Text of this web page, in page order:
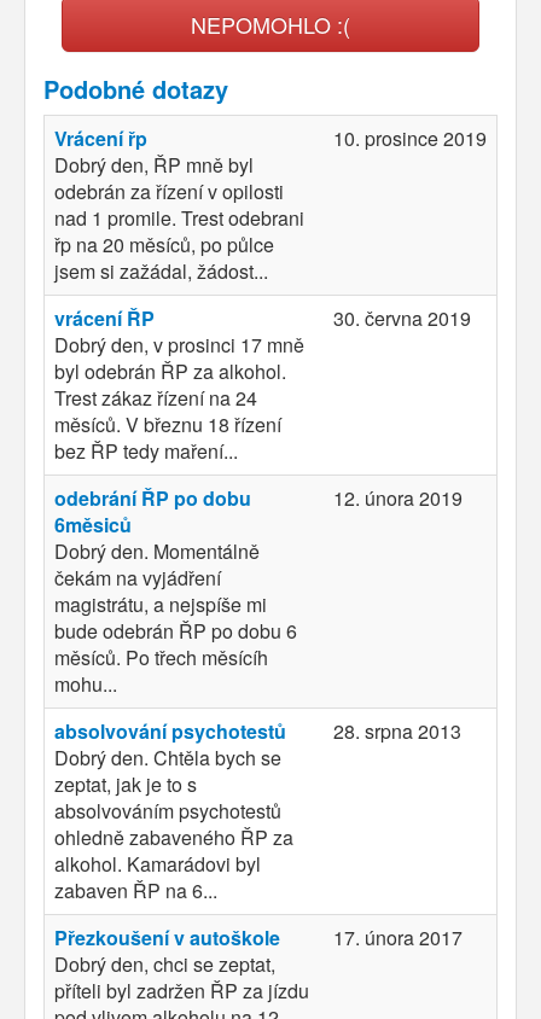
NEPOMOHLO :(
Podobné dotazy
Vrácení řp
Dobrý den, ŘP mně byl
odebrán za řízení v opilosti
nad 1 promile. Trest odebrani
řp na 20 měsíců, po půlce
jsem si zažádal, žádost...
10. prosince 2019
vrácení ŘP
Dobrý den, v prosinci 17 mně
byl odebrán ŘP za alkohol.
Trest zákaz řízení na 24
měsíců. V březnu 18 řízení
bez ŘP tedy maření...
30. června 2019
odebrání ŘP po dobu
6měsiců
Dobrý den. Momentálně
čekám na vyjádření
magistrátu, a nejspíše mi
bude odebrán ŘP po dobu 6
měsíců. Po třech měsícíh
mohu...
12. února 2019
absolvování psychotestů
Dobrý den. Chtěla bych se
zeptat, jak je to s
absolvováním psychotestů
ohledně zabaveného ŘP za
alkohol. Kamarádovi byl
zabaven ŘP na 6...
28. srpna 2013
Přezkoušení v autoškole
Dobrý den, chci se zeptat,
příteli byl zadržen ŘP za jízdu
17. února 2017